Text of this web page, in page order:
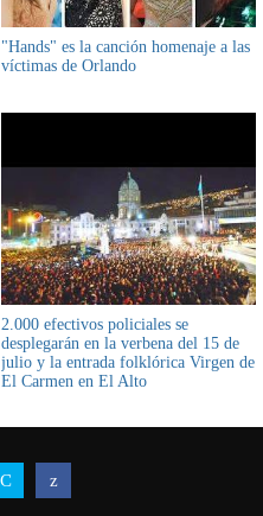
"Hands" es la canción homenaje a las
víctimas de Orlando
2.000 efectivos policiales se
desplegarán en la verbena del 15 de
julio y la entrada folklórica Virgen de
El Carmen en El Alto